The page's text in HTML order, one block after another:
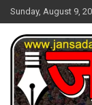
Skip
to
content
Sunday, August 9,